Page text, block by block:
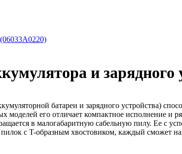
и зарядного
батареи и зарядного устройства)
моделей его отличает компактное исполнение и
в малогабаритную сабельную пилу. Ее с
с T-образным хвостовиком, каждый сможет